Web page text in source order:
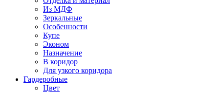
Из МДФ
Зеркальные
Особенности
Купе
Эконом
Назначение
В коридор
Для узкого коридора
Гардеробные
Цвет